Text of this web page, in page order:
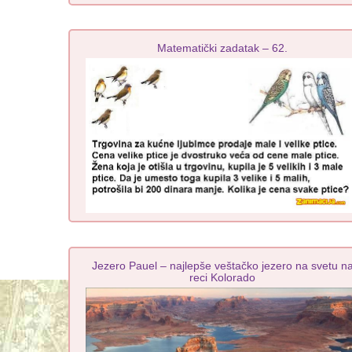
Matematički zadatak – 62.
Jezero Pauel – najlepše veštačko jezero na svetu
reci Kolorado